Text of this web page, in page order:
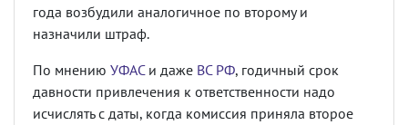
года возбудили аналогичное по второму и
назначили штраф.
По мнению УФАСи даже ВС РФ, годичный срок
давности привлечения к ответственности надо
исчислять с даты, когда комиссия приняла второе